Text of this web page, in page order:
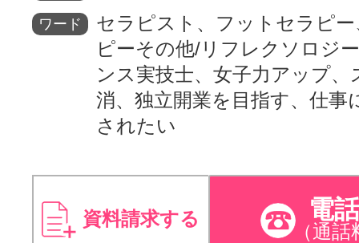
ワード
セラピスト、フットセラピ
ピーその他/リフレクソロジ
ンス実技士、女子力アップ、
消、独立開業を目指す、仕事
されたい
資料請求する 電
（通話